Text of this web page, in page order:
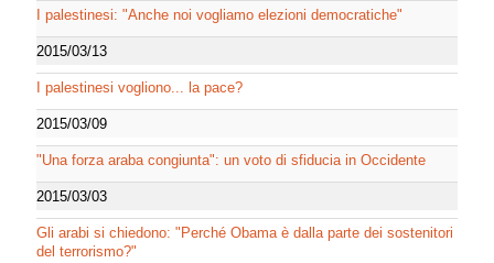
I palestinesi: "Anche noi vogliamo elezioni democratiche"
2015/03/13
I palestinesi vogliono... la pace?
2015/03/09
"Una forza araba congiunta": un voto di sfiducia in Occidente
2015/03/03
Gli arabi si chiedono: "Perché Obama è dalla parte dei sostenitori
del terrorismo?"